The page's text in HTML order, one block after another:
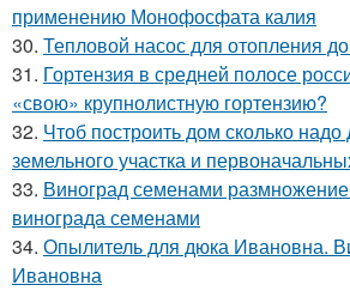
применению Монофосфата калия
30. Тепловой насос для отопления
31. Гортензия в средней полосе
«свою» крупнолистную гортензию?
32. Чтоб построить дом сколько
земельного участка и
33. Виноград семенами
винограда семенами
34. Опылитель для дюка Ивановна.
Ивановна